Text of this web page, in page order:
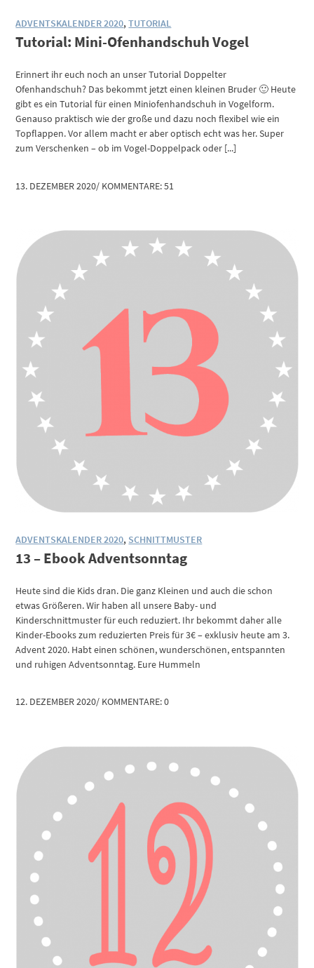
ADVENTSKALENDER 2020,TUTORIAL
Tutorial: Mini-Ofenhandschuh Vogel
Erinnert ihr euch noch an unser Tutorial Doppelter
Ofenhandschuh? Das bekommt jetzt einen kleinen Bruder 🙂 Heute
gibt es ein Tutorial für einen Miniofenhandschuh in Vogelform.
Genauso praktisch wie der große und dazu noch flexibel wie ein
Topflappen. Vor allem macht er aber optisch echt was her. Super
zum Verschenken – ob im Vogel-Doppelpack oder [...]
13. DEZEMBER 2020/ KOMMENTARE: 51
ADVENTSKALENDER 2020, SCHNITTMUSTER
13 – Ebook Adventsonntag
Heute sind die Kids dran. Die ganz Kleinen und auch die schon
etwas Größeren. Wir haben all unsere Baby- und
Kinderschnittmuster für euch reduziert. Ihr bekommt daher alle
Kinder-Ebooks zum reduzierten Preis für 3€ – exklusiv heute am 3.
Advent 2020. Habt einen schönen, wunderschönen, entspannten
und ruhigen Adventsonntag. Eure Hummeln
12. DEZEMBER 2020/ KOMMENTARE: 0